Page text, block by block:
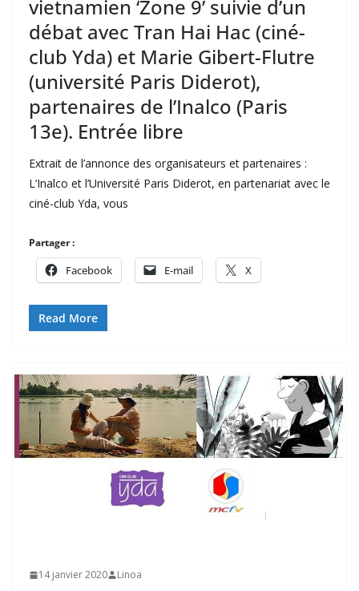
vietnamien ‘Zone 9’ suivie d’un
débat avec Tran Hai Hac (ciné-
club Yda) et Marie Gibert-Flutre
(université Paris Diderot),
partenaires de l’Inalco (Paris
13e). Entrée libre
Extrait de l’annonce des organisateurs et partenaires :
L’Inalco et l’Université Paris Diderot, en partenariat avec le
ciné-club Yda, vous
Partager :
Facebook E-mail X
Read More
14 janvier 2020 Linoa